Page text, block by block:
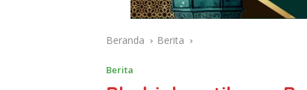
Beranda Berita
Berita